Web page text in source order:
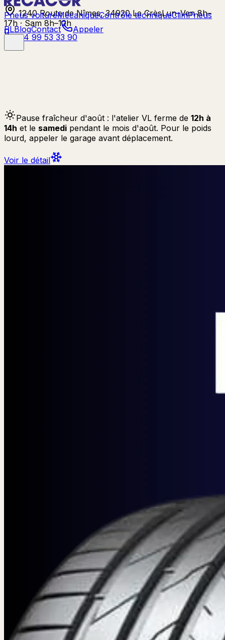
1240 Route de Nîmes, 34920 Le CrèsLun–Ven 8h–
17h · Sam 8h–12h
04 99 53 33 90
Pneus voitureMécaniqueContrôle techniqueClimPneus
PLBlogContact Appeler
Pause fraîcheur d'août : l'atelier VL ferme de 12h à
14h et le samedi pendant le mois d'août. Pour le poids
lourd, appeler le garage avant déplacement.
Voir le détail